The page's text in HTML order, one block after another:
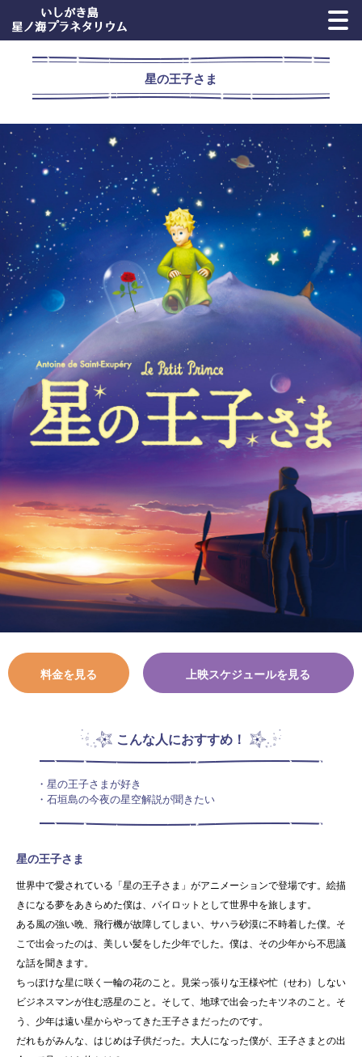
星の王子さま
料金を見る 上映スケジュールを見る
こんな人におすすめ！
・星の王子さまが好き
・石垣島の今夜の星空解説が聞きたい
星の王子さま
世界中で愛されている「星の王子さま」がアニメーションで登場です。絵描
きになる夢をあきらめた僕は、パイロットとして世界中を旅します。
ある風の強い晩、飛行機が故障してしまい、サハラ砂漠に不時着した僕。そ
こで出会ったのは、美しい髪をした少年でした。僕は、その少年から不思議
な話を聞きます。
ちっぽけな星に咲く一輪の花のこと。見栄っ張りな王様や忙（せわ）しない
ビジネスマンが住む惑星のこと。そして、地球で出会ったキツネのこと。そ
う、少年は遠い星からやってきた王子さまだったのです。
だれもがみんな、はじめは子供だった。大人になった僕が、王子さまとの出